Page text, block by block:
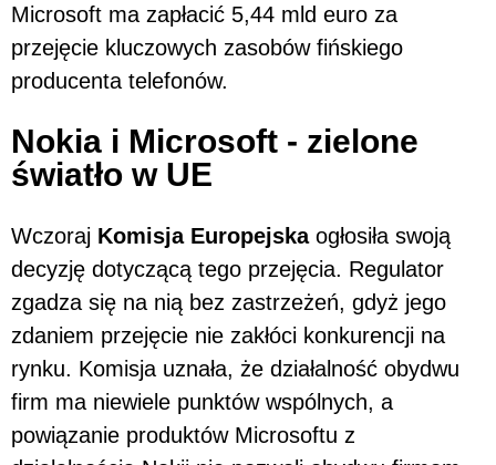
Microsoft ma zapłacić 5,44 mld euro za
przejęcie kluczowych zasobów fińskiego
producenta telefonów.
Nokia i Microsoft - zielone
światło w UE
Wczoraj Komisja Europejskaogłosiła swoją
decyzję dotyczącą tego przejęcia. Regulator
zgadza się na nią bez zastrzeżeń, gdyż jego
zdaniem przejęcie nie zakłóci konkurencji na
rynku. Komisja uznała, że działalność obydwu
firm ma niewiele punktów wspólnych, a
powiązanie produktów Microsoftu z